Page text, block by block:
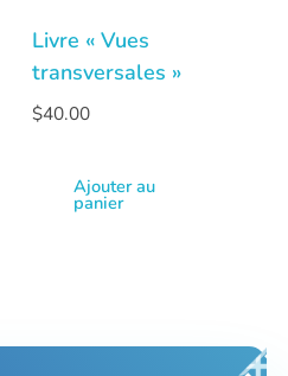
Livre « Vues
transversales »
$40.00
Ajouter au
panier